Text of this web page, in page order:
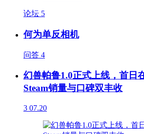
论坛 5
何为单反相机
问答 4
幻兽帕鲁1.0正式上线，首日
Steam销量与口碑双丰收
3 07.20